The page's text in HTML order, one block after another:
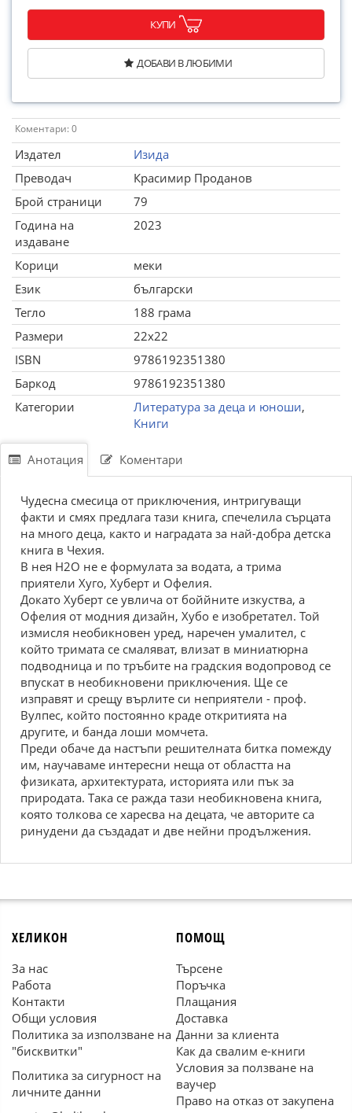
КУПИ
ДОБАВИ В ЛЮБИМИ
Коментари: 0
Издател
Изида
Преводач
Красимир Проданов
Брой страници
79
Година на
издаване
2023
Корици
меки
Език
български
Тегло
188 грама
Размери
22x22
ISBN
9786192351380
Баркод
9786192351380
Категории
Литература за деца и юноши,
Книги
Анотация Коментари
Чудесна смесица от приключения, интригуващи
факти и смях предлага тази книга, спечелила сърцата
на много деца, както и наградата за най-добра детска
книга в Чехия.
В нея Н2О не е формулата за водата, а трима
приятели Хуго, Хуберт и Офелия.
Докато Хуберт се увлича от боййните изкуства, а
Офелия от модния дизайн, Хубо е изобретател. Той
измисля необикновен уред, наречен умалител, с
който тримата се смаляват, влизат в миниатюрна
подводница и по тръбите на градския водопровод се
впускат в необикновени приключения. Ще се
изправят и срещу върлите си неприятели - проф.
Вулпес, който постоянно краде откритията на
другите, и банда лоши момчета.
Преди обаче да настъпи решителната битка помежду
им, научаваме интересни неща от областта на
физиката, архитектурата, историята или пък за
природата. Така се ражда тази необикновена книга,
която толкова се харесва на децата, че авторите са
ринудени да създадат и две нейни продължения.
ХЕЛИКОН
За нас
Работа
Контакти
Общи условия
Политика за използване на
"бисквитки"
Политика за сигурност на
личните данни
ПОМОЩ
Търсене
Поръчка
Плащания
Доставка
Данни за клиента
Как да свалим е-книги
Условия за ползване на
ваучер
Право на отказ от закупена